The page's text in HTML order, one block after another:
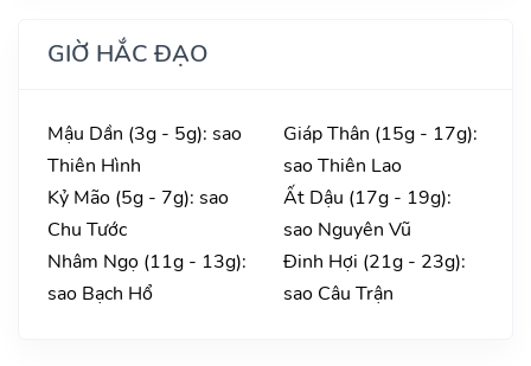
GIỜ HẮC ĐẠO
Mậu Dần (3g - 5g): sao
Thiên Hình
Kỷ Mão (5g - 7g): sao
Chu Tước
Nhâm Ngọ (11g - 13g):
sao Bạch Hổ
Giáp Thân (15g - 17g):
sao Thiên Lao
Ất Dậu (17g - 19g):
sao Nguyên Vũ
Đinh Hợi (21g - 23g):
sao Câu Trận